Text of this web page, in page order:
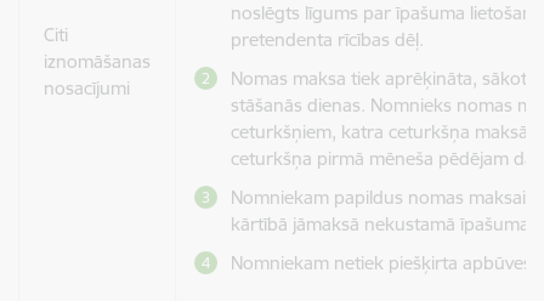
Citi
iznomāšanas
nosacījumi
noslēgts līgums par īpašuma
pretendenta rīcības dēļ.
Nomas maksa tiek aprēķināta, sākot
stāšanās dienas. Nomnieks nomas
ceturkšņiem, katra ceturkšņa
ceturkšņa pirmā mēneša pēdējam
Nomniekam papildus nomas maksai
kārtībā jāmaksā nekustamā īpašuma
Nomniekam netiek piešķirta apbūves